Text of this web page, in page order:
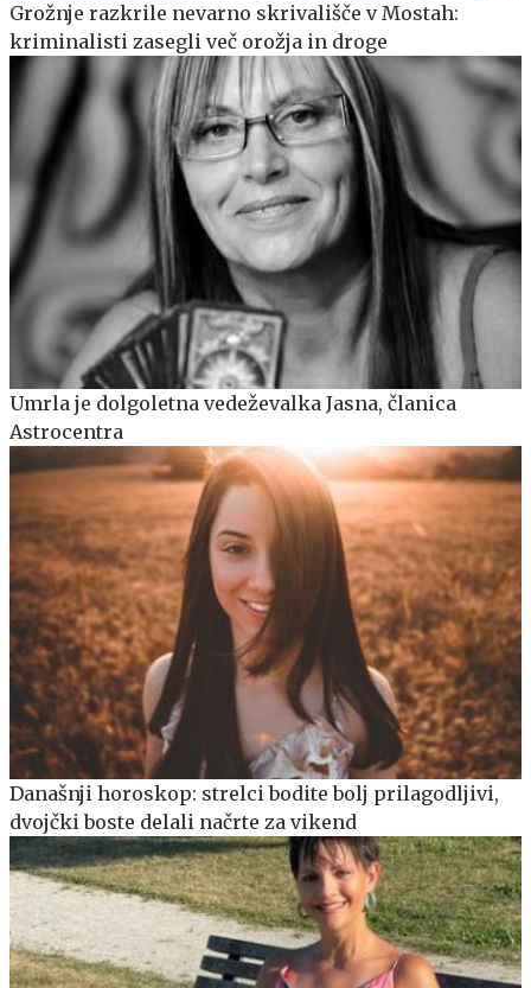
Grožnje razkrile nevarno skrivališče v Mostah:
kriminalisti zasegli več orožja in droge
Umrla je dolgoletna vedeževalka Jasna, članica
Astrocentra
Današnji horoskop: strelci bodite bolj prilagodljivi,
dvojčki boste delali načrte za vikend